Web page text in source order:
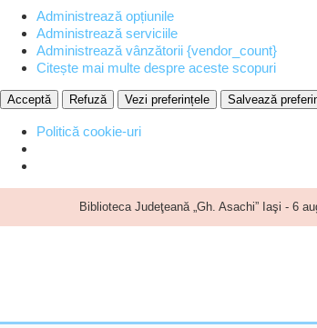
Administrează opțiunile
Administrează serviciile
Administrează vânzătorii {vendor_count}
Citește mai multe despre aceste scopuri
Acceptă Refuză Vezi preferințele Salvează
Politică cookie-uri
content
Biblioteca Judeţeană „Gh. Asachi” Iaşi - 6